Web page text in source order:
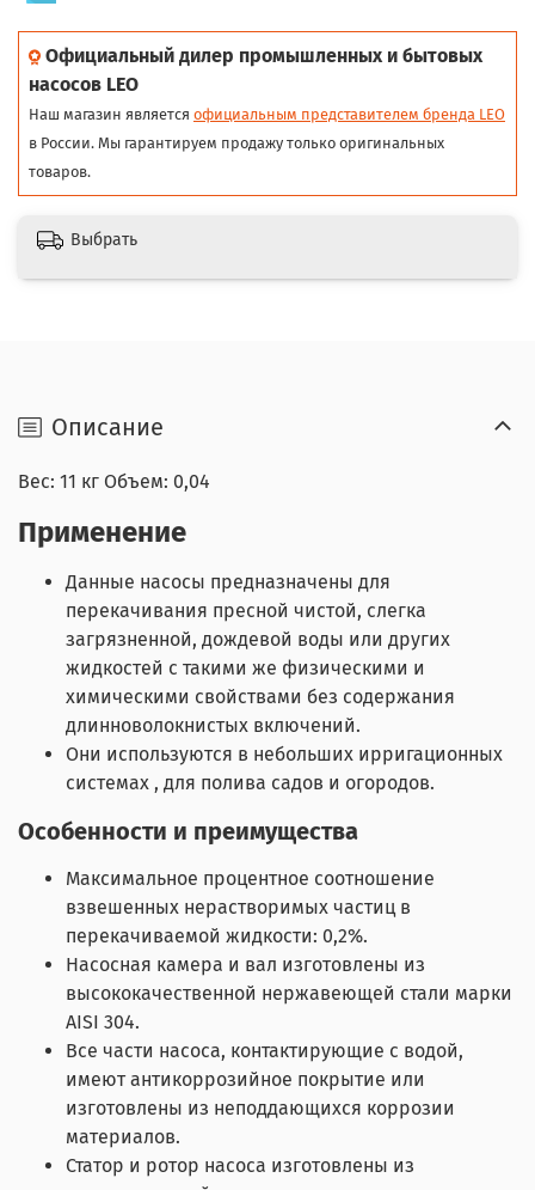
Официальный дилер промышленных и бытовых
насосов LEO
Наш магазин является официальным представителем бренда LEO
в России. Мы гарантируем продажу только оригинальных
товаров.
Выбрать
Описание
Вес: 11 кг Объем: 0,04
Применение
Данные насосы предназначены для
перекачивания пресной чистой, слегка
загрязненной, дождевой воды или других
жидкостей с такими же физическими и
химическими свойствами без содержания
длинноволокнистых включений.
Они используются в небольших ирригационных
системах , для полива садов и огородов.
Особенности и преимущества
Максимальное процентное соотношение
взвешенных нерастворимых частиц в
перекачиваемой жидкости: 0,2%.
Насосная камера и вал изготовлены из
высококачественной нержавеющей стали марки
AISI 304.
Все части насоса, контактирующие с водой,
имеют антикоррозийное покрытие или
изготовлены из неподдающихся коррозии
материалов.
Статор и ротор насоса изготовлены из